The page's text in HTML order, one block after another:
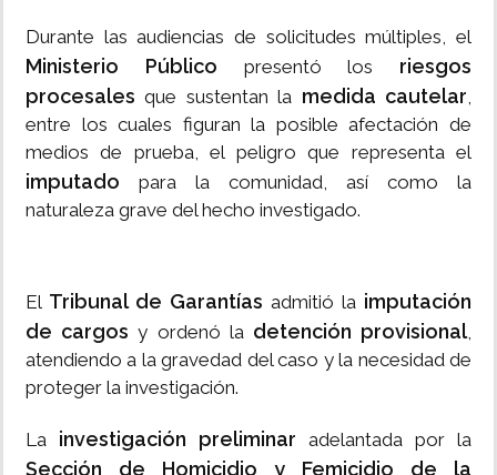
Durante las audiencias de solicitudes múltiples, el
Ministerio Público presentó los riesgos
procesales que sustentan la medida cautelar,
entre los cuales figuran la posible afectación de
medios de prueba, el peligro que representa el
imputado para la comunidad, así como la
naturaleza grave del hecho investigado.
El Tribunal de Garantías admitió la imputación
de cargos y ordenó la detención provisional,
atendiendo a la gravedad del caso y la necesidad de
proteger la investigación.
La investigación preliminar adelantada por la
Sección de Homicidio y Femicidio de la